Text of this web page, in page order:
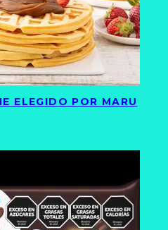
ELEGIDO POR MARU